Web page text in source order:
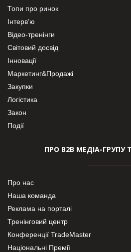
Топи про ринок
Інтерв’ю
Відео-тренінги
Світовий досвід
Інновації
Маркетинг&Продажі
Закупки
Логістика
Закон
Події
ПРО В2В МЕДІА-ГРУПУ
Про нас
Наша команда
Реклама на порталі
Тренінговий центр
Конференції TradeMaster
Національні Премії